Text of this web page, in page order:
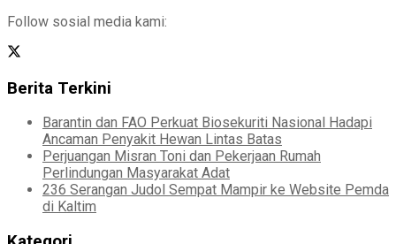
Follow sosial media kami:
Berita Terkini
Barantin dan FAO Perkuat Biosekuriti Nasional Hadapi
Ancaman Penyakit Hewan Lintas Batas
Perjuangan Misran Toni dan Pekerjaan Rumah
Perlindungan Masyarakat Adat
236 Serangan Judol Sempat Mampir ke Website Pemda
di Kaltim